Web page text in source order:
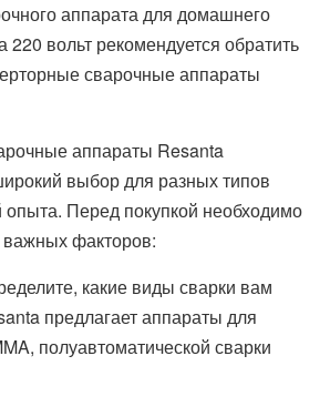
аппарата для домашнего
220 вольт рекомендуется обратить
сварочные аппараты
аппараты Resanta
выбор для разных типов
опыта. Перед покупкой необходимо
важных факторов:
какие виды сварки вам
предлагает аппараты для
полуавтоматической сварки